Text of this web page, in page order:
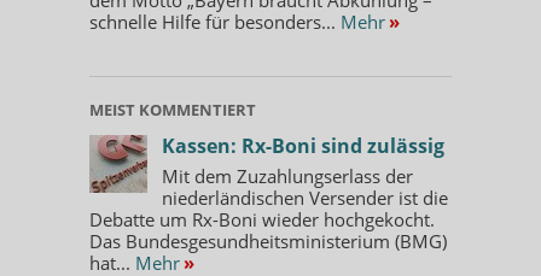
schnelle Hilfe für besonders... Mehr »
MEIST KOMMENTIERT
Kassen: Rx-Boni sind zulässig
Mit dem Zuzahlungserlass der
niederländischen Versender ist die
Debatte um Rx-Boni wieder hochgekocht.
Das Bundesgesundheitsministerium (BMG)
hat... Mehr »